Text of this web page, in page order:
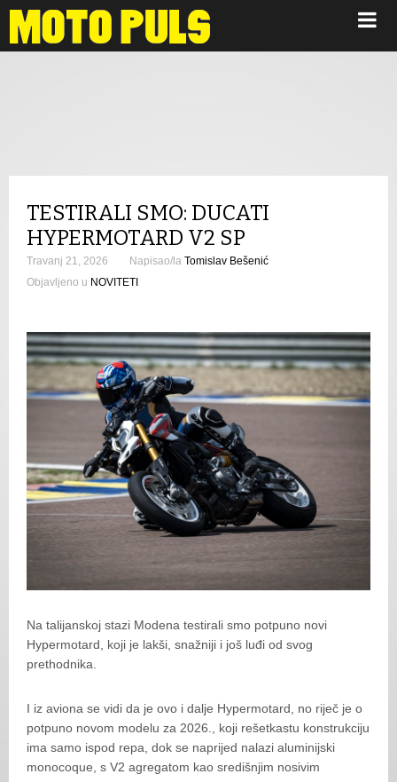
TESTIRALI SMO: DUCATI
HYPERMOTARD V2 SP
Travanj 21, 2026 Napisao/la Tomislav Bešenić
Objavljeno u NOVITETI
Na talijanskoj stazi Modena testirali smo potpuno novi
Hypermotard, koji je lakši, snažniji i još luđi od svog
prethodnika.
I iz aviona se vidi da je ovo i dalje Hypermotard, no riječ je o
potpuno novom modelu za 2026., koji rešetkastu konstrukciju
ima samo ispod repa, dok se naprijed nalazi aluminijski
monocoque, s V2 agregatom kao središnjim nosivim